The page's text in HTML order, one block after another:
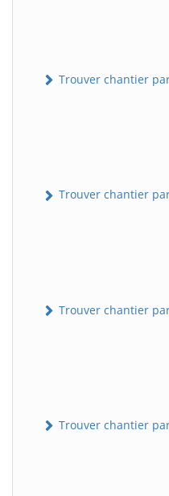
Trouver chantier
Trouver chantier
Trouver chantier
Trouver chantier